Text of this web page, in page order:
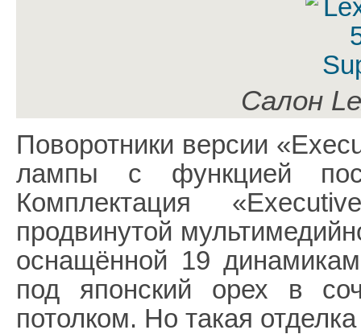
Салон
Поворотники версии
лампы с функцией
Комплектация
продвинутой
оснащённой 19
под японский орех в
потолком. Но такая